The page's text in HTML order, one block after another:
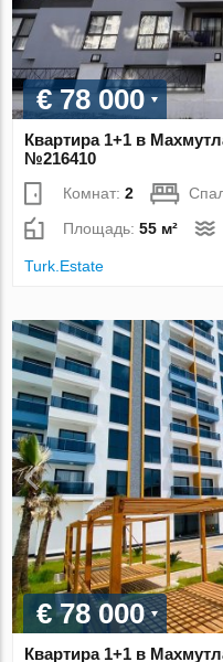
€ 78 000
Квартира 1+1 в
№216410
Комнат:2
Площадь:55 м²
Turk.Estate
€ 78 000
Квартира 1+1 в